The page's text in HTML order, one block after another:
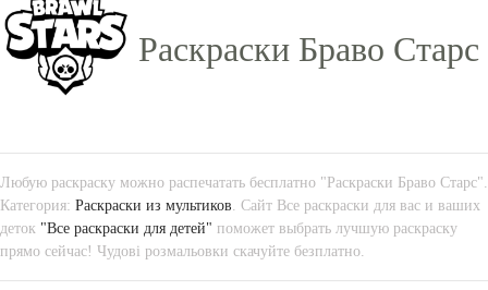
Раскраски Браво Старс
Любую раскраску можно распечатать бесплатно "Раскраски Браво Старс".
Категория: Раскраски из мультиков . Сайт Все раскраски для вас и ваших
деток "Все раскраски для детей" поможет выбрать лучшую раскраску
прямо сейчас! Чудові розмальовки скачуйте безплатно.